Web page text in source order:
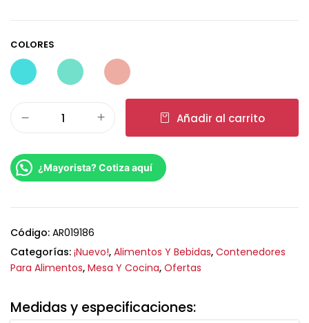
COLORES
Añadir al carrito
¿Mayorista? Cotiza aquí
Código: AR019186
Categorías: ¡Nuevo!, Alimentos Y Bebidas, Contenedores
Para Alimentos, Mesa Y Cocina, Ofertas
Medidas y especificaciones: